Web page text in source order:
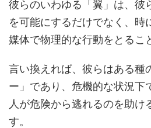
彼らのいわゆる「翼」は、彼
を可能にするだけでなく、時
媒体で物理的な行動をとるこ
言い換えれば、彼らはある種
ー」であり、危機的な状況下
人が危険から逃れるのを助け
す。